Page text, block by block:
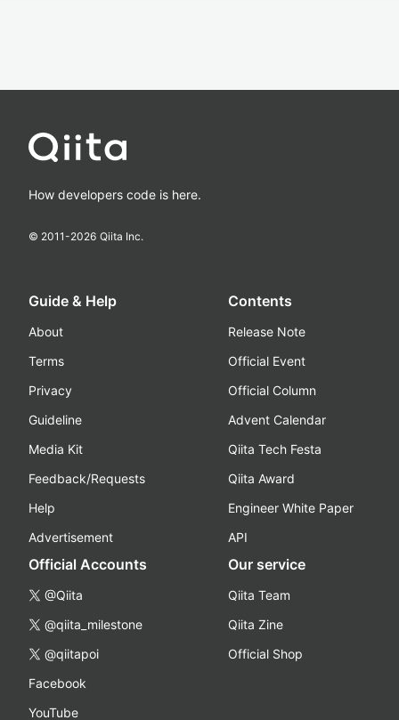
How developers code is here.
© 2011-2026 Qiita Inc.
Guide & Help
About
Terms
Privacy
Guideline
Media Kit
Feedback/Requests
Help
Advertisement
Contents
Release Note
Official Event
Official Column
Advent Calendar
Qiita Tech Festa
Qiita Award
Engineer White Paper
API
Official Accounts
@Qiita
@qiita_milestone
@qiitapoi
Facebook
YouTube
Our service
Qiita Team
Qiita Zine
Official Shop